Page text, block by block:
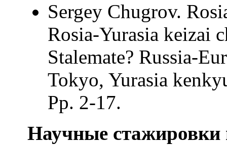
Sergey Chugrov.
Rosia-Yurasia keizai
Stalemate? Russia-
Tokyo, Yurasia
Pp. 2-17.
Научные стажировки